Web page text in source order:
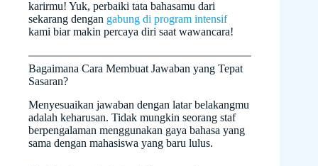
karirmu! Yuk, perbaiki tata bahasamu dari
sekarang dengan gabung di program intensif
kami biar makin percaya diri saat wawancara!
Bagaimana Cara Membuat Jawaban yang Tepat
Sasaran?
Menyesuaikan jawaban dengan latar belakangmu
adalah keharusan. Tidak mungkin seorang staf
berpengalaman menggunakan gaya bahasa yang
sama dengan mahasiswa yang baru lulus.